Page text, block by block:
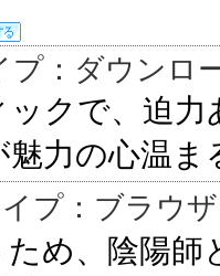
プ：ダウン
クで、迫
魅力の心温
イプ：ブラウ
め、陰陽